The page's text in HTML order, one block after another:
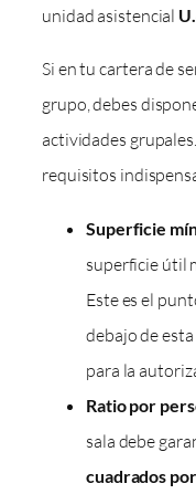
unidad asistencial
Si en tu cartera de
grupo, debes
actividades
requisitos
Superficie
superficie útil
Este es el
debajo de
para la
Ratio por
sala debe
cuadrados